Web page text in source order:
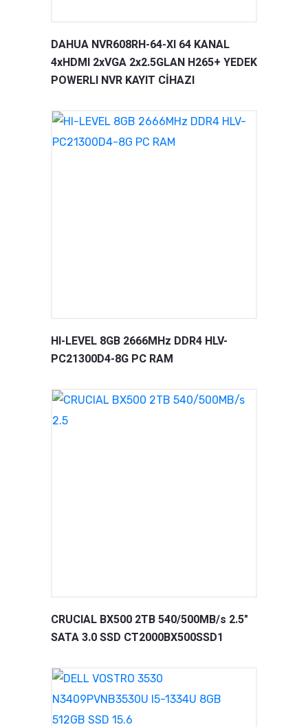
DAHUA NVR608RH-64-XI 64 KANAL
4xHDMI 2xVGA 2x2.5GLAN H265+ YEDEK
POWERLI NVR KAYIT CİHAZI
HI-LEVEL 8GB 2666MHz DDR4 HLV-
PC21300D4-8G PC RAM
CRUCIAL BX500 2TB 540/500MB/s 2.5"
SATA 3.0 SSD CT2000BX500SSD1